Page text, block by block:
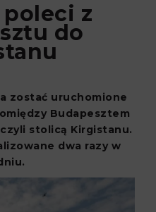
z
do
zostać uruchomione
Budapesztem
stolicą Kirgistanu.
dwa razy w